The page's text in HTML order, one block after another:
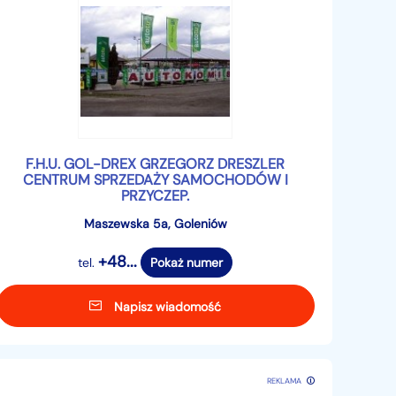
F.H.U. GOL-DREX GRZEGORZ DRESZLER
CENTRUM SPRZEDAŻY SAMOCHODÓW I
PRZYCZEP.
Maszewska 5a, Goleniów
tel. +48... Pokaż numer
Napisz wiadomość
REKLAMA